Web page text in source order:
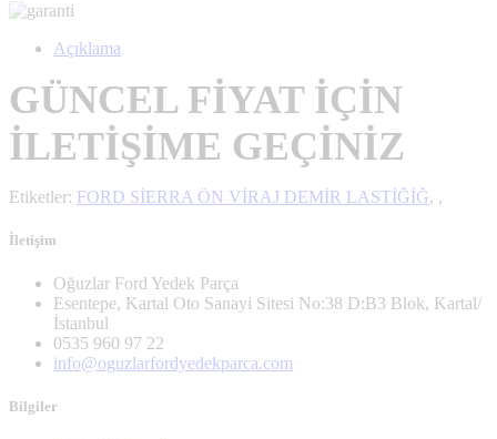
Açıklama
GÜNCEL FİYAT İÇİN
İLETİŞİME GEÇİNİZ
Etiketler: FORD SİERRA ÖN VİRAJ DEMİR LASTİĞİĞ, ,
İletişim
Oğuzlar Ford Yedek Parça
Esentepe, Kartal Oto Sanayi Sitesi No:38 D:B3 Blok, Kartal/
İstanbul
0535 960 97 22
info@oguzlarfordyedekparca.com
Bilgiler